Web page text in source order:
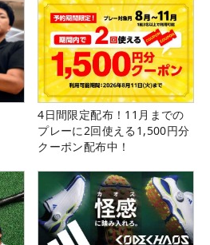
4日間限定配布！11月までの
プレーに2回使える1,500円分
クーポン配布中！